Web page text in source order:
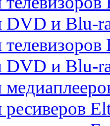
DVD и Blu-
DVD и Blu-